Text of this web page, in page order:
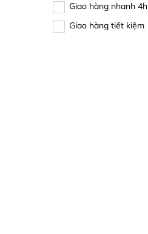
Giao hàng nhanh 4h
Giao hàng tiết kiệm